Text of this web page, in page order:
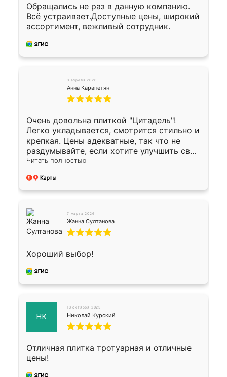
Обращались не раз в данную компанию.
Всё устраивает.Доступные цены, широкий
ассортимент, вежливый сотрудник.
3 апреля 2026
Анна Карапетян
Очень довольна плиткой "Цитадель"!
Легко укладывается, смотрится стильно и
крепкая. Цены адекватные, так что не
раздумывайте, если хотите улучшить свой
двор!
Читать полностью
7 марта 2026
Жанна Султанова
Хороший выбор!
НК
13 октября 2025
Николай Курский
Отличная плитка тротуарная и отличные
цены!